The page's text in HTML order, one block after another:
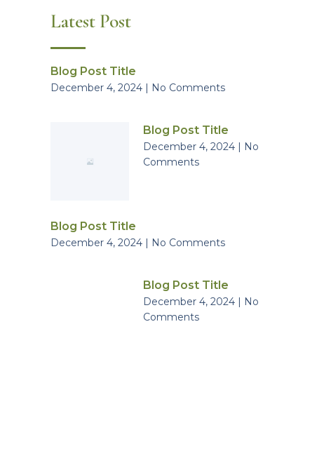
Latest Post
Blog Post Title
December 4, 2024 No Comments
Blog Post Title
December 4, 2024
No
Comments
Blog Post Title
December 4, 2024 No Comments
Blog Post Title
December 4, 2024
No
Comments